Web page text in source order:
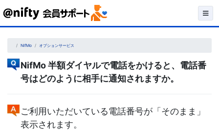
Skip
content NifMo オプションサービス
NifMo 半額ダイヤルで電話をかけると、電話番
号はどのように相手に通知されますか。
ご利用いただいている電話番号が「そのまま」
表示されます。